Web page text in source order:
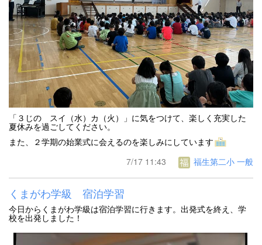
「３じの スイ（水）カ（火）」に気をつけて、楽しく充実した
夏休みを過ごしてください。
また、２学期の始業式に会えるのを楽しみにしています
7/17 11:43
福生第二小 一般
くまがわ学級 宿泊学習
今日からくまがわ学級は宿泊学習に行きます。出発式を終え、学
校を出発しました！